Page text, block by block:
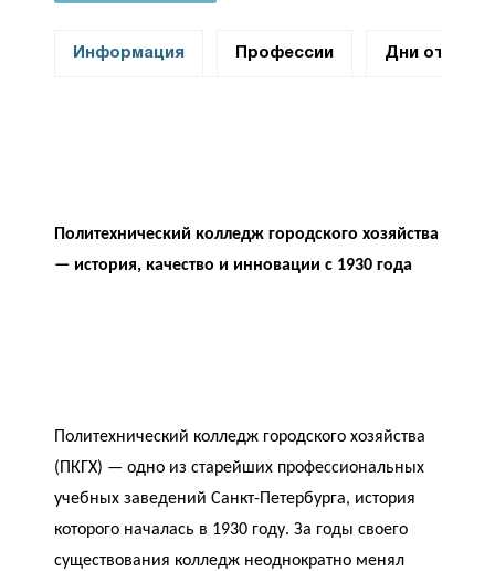
Информация Профессии Дни
Политехнический колледж городского хозяйства
— история, качество и инновации с 1930 года
Политехнический колледж городского хозяйства
(ПКГХ) — одно из старейших профессиональных
учебных заведений Санкт-Петербурга, история
которого началась в 1930 году. За годы своего
существования колледж неоднократно менял